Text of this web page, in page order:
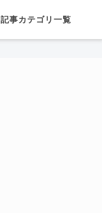
記事カテゴリ一覧